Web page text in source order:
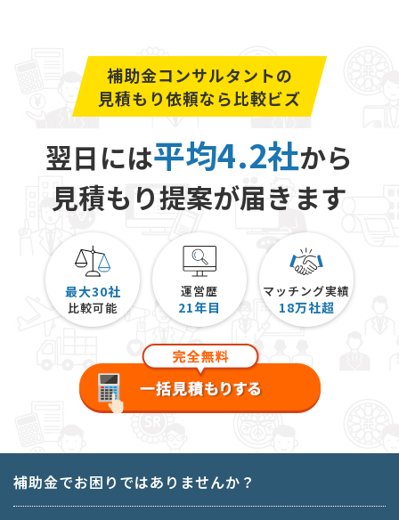
補助金コンサルタントの
見積もり依頼なら比較ビズ
翌日には平均4.2社から
見積もり提案が届きます
最大30社
比較可能
運営歴
21年目
マッチング実績
18万社超
補助金でお困りではありませんか？